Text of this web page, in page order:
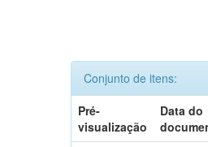
Conjunto de itens:
Pré-
visualização
Data do